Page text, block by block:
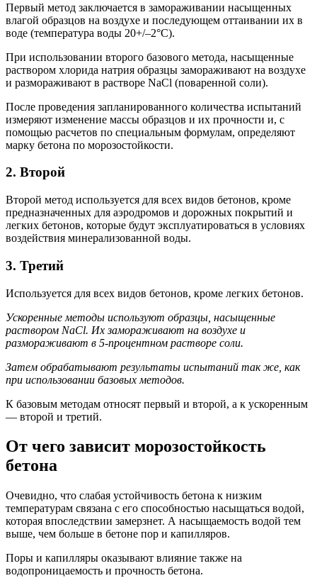
Первый метод заключается в замораживании насыщенных
влагой образцов на воздухе и последующем оттаивании их в
воде (температура воды 20+/–2°С).
При использовании второго базового метода, насыщенные
раствором хлорида натрия образцы замораживают на воздухе
и размораживают в растворе NaCl (поваренной соли).
После проведения запланированного количества испытаний
измеряют изменение массы образцов и их прочности и, с
помощью расчетов по специальным формулам, определяют
марку бетона по морозостойкости.
2. Второй
Второй метод используется для всех видов бетонов, кроме
предназначенных для аэродромов и дорожных покрытий и
легких бетонов, которые будут эксплуатироваться в условиях
воздействия минерализованной воды.
3. Третий
Используется для всех видов бетонов, кроме легких бетонов.
Ускоренные методы используют образцы, насыщенные
раствором NaCl. Их замораживают на воздухе и
размораживают в 5-процентном растворе соли.
Затем обрабатывают результаты испытаний так же, как
при использовании базовых методов.
К базовым методам относят первый и второй, а к ускоренным
— второй и третий.
От чего зависит морозостойкость
бетона
Очевидно, что слабая устойчивость бетона к низким
температурам связана с его способностью насыщаться водой,
которая впоследствии замерзнет. А насыщаемость водой тем
выше, чем больше в бетоне пор и капилляров.
Поры и капилляры оказывают влияние также на
водопроницаемость и прочность бетона.